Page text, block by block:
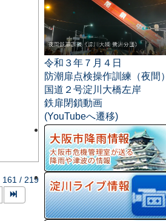
161 / 219
令和３年７月４日
防潮扉点検操作訓練（夜間）
国道２号淀川大橋左岸
鉄扉閉鎖動画
(YouTubeへ遷移)